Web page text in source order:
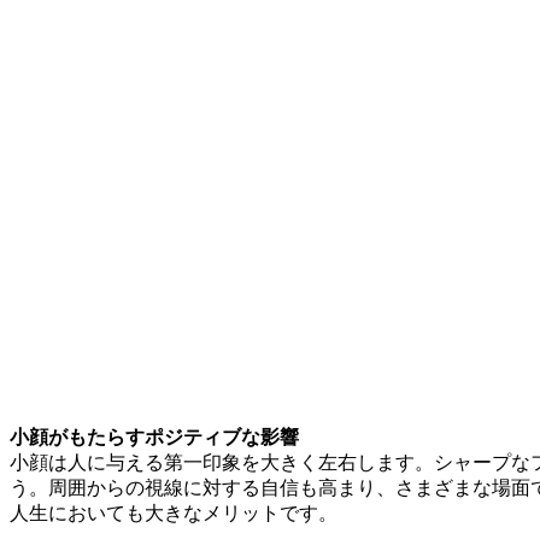
小顔がもたらすポジティブな影響
小顔は人に与える第一印象を大きく左右します。シャープ
う。周囲からの視線に対する自信も高まり、さまざまな場
人生においても大きなメリットです。